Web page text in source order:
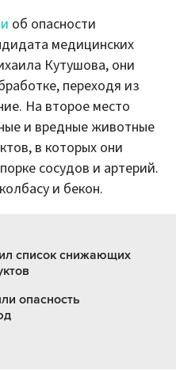
об опасности
медицинских
Кутушова, они
переходя из
На второе место
и вредные животные
в которых они
сосудов и артерий.
и бекон.
список снижающих
опасность